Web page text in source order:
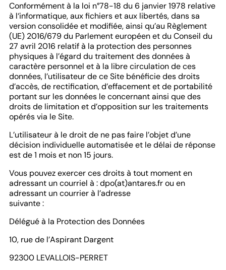
Conformément à la loi n°78-18 du 6 janvier 1978 relative
à l‘informatique, aux fichiers et aux libertés, dans sa
version consolidée et modifiée, ainsi qu’au Règlement
(UE) 2016/679 du Parlement européen et du Conseil du
27 avril 2016 relatif à la protection des personnes
physiques à l’égard du traitement des données à
caractère personnel et à la libre circulation de ces
données, l’utilisateur de ce Site bénéficie des droits
d’accès, de rectification, d’effacement et de portabilité
portant sur les données le concernant ainsi que des
droits de limitation et d’opposition sur les traitements
opérés via le Site.
L’utilisateur à le droit de ne pas faire l’objet d’une
décision individuelle automatisée et le délai de réponse
est de 1 mois et non 15 jours.
Vous pouvez exercer ces droits à tout moment en
adressant un courriel à : dpo(at)antares.fr ou en
adressant un courrier à l’adresse
suivante :
Délégué à la Protection des Données
10, rue de l’Aspirant Dargent
92300 LEVALLOIS-PERRET